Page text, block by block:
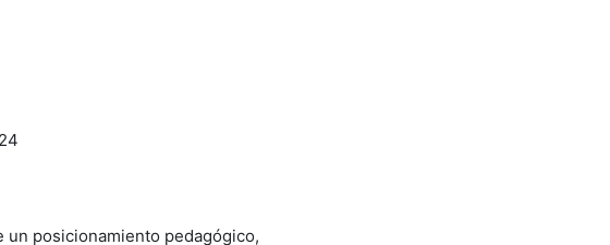
posicionamiento pedagógico,